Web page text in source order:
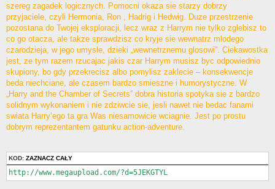
szereg zagadek logicznych. Pomocni okaza sie starzy dobrzy
przyjaciele, czyli Hermonia, Ron , Hadrig i Hedwig. Duze przestrzenie
pozostana do Twojej eksploracji, lecz wraz z Harrym nie tylko zglebisz to
co go otacza, ale takze sprawdzisz co kryje sie wewnatrz mlodego
czarodzieja, w jego umysle, dzieki „wewnetrznemu glosowi”. Ciekawostka
jest, ze tym razem rzucajac jakis czar Harrym musisz byc odpowiednio
skupiony, bo gdy przekrecisz albo pomylisz zaklecie – konsekwencje
beda niechciane, ale czasem bardzo smieszne i humorystyczne. W
„Harry and the Chamber of Secrets” dobra historia spotyka sie z bardzo
solidnym wykonaniem i nie zdziwcie sie, jesli nawet nie bedac fanami
swiata Harry’ego ta gra Was niesamowicie wciagnie. Jest po prostu
dobrym reprezentantem gatunku action-adventure.
KOD: ZAZNACZ CAŁY
http://www.megaupload.com/?d=5JEKGTYL